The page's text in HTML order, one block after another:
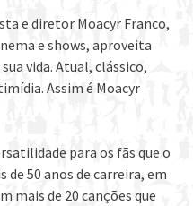
e diretor Moacyr Franco,
e shows, aproveita
vida. Atual, clássico,
Assim é Moacyr
para os fãs que o
50 anos de carreira, em
mais de 20 canções que